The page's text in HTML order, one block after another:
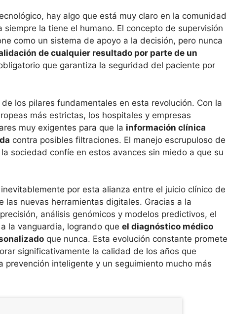
hay algo que está muy claro en la comunidad
la tiene el humano. El concepto de supervisión
como un sistema de apoyo a la decisión, pero nunca
de cualquier resultado por parte de un
que garantiza la seguridad del paciente por
los pilares fundamentales en esta revolución. Con la
más estrictas, los hospitales y empresas
muy exigentes para que la información clínica
contra posibles filtraciones. El manejo escrupuloso de
sociedad confíe en estos avances sin miedo a que su
por esta alianza entre el juicio clínico de
las nuevas herramientas digitales. Gracias a la
análisis genómicos y modelos predictivos, el
la vanguardia, logrando que el diagnóstico médico
que nunca. Esta evolución constante promete
significativamente la calidad de los años que
inteligente y un seguimiento mucho más